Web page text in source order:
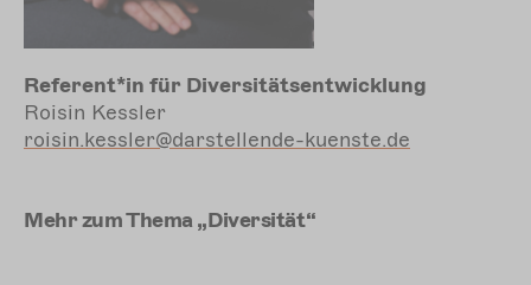
Referent*in für Diversitätsentwicklung
Roisin Kessler
roisin.kessler@darstellende-kuenste.de
Mehr zum Thema„Diversität“